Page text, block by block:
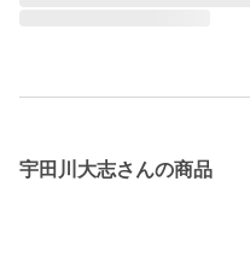
宇田川大志さんの商品